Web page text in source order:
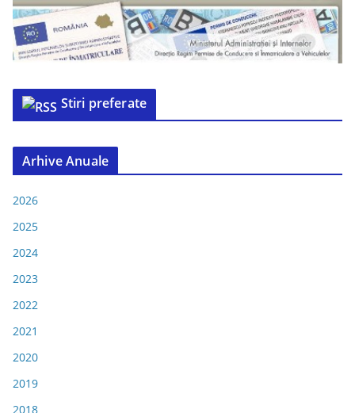
Stiri preferate
Arhive Anuale
2026
2025
2024
2023
2022
2021
2020
2019
2018